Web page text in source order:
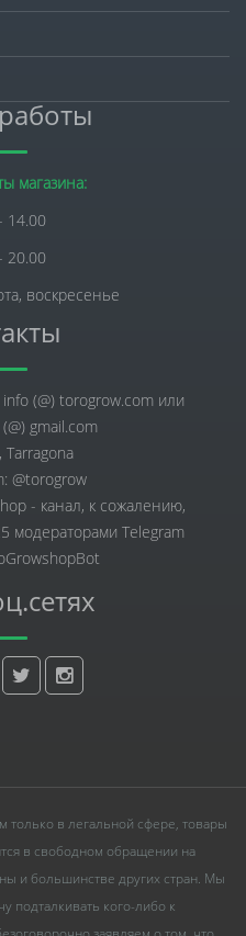
магазина:
14.00
20.00
воскресенье
(@) torogrow.com или
gmail.com
@torogrow
- канал, к сожалению,
модераторами Telegram
только в легальной сфере, товары
в свободном обращении на
и большинстве других стран. Мы
подталкивать кого-либо к